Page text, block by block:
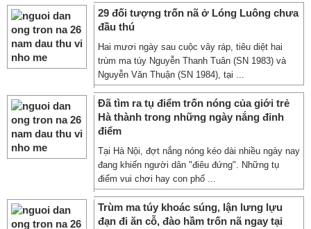
29 đối tượng trốn nã ở Lóng Luông chưa
đầu thú
Hai mươi ngày sau cuộc vây ráp, tiêu diệt hai
trùm ma túy Nguyễn Thanh Tuân (SN 1983) và
Nguyễn Văn Thuận (SN 1984), tại ...
Đã tìm ra tụ điểm trốn nóng của giới trẻ
Hà thành trong những ngày nắng đỉnh
điểm
Tại Hà Nội, đợt nắng nóng kéo dài nhiều ngày nay
đang khiến người dân "điêu đứng". Những tụ
điểm vui chơi hay con phố ...
Trùm ma túy khoác súng, lận lưng lựu
đạn đi ăn cỗ, đào hầm trốn nã ngay tại